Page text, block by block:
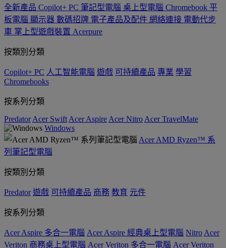
全新產品 Copilot+ PC 筆記型電腦 桌上型電腦 Chromebook 平
板電腦 顯示器 數碼招牌 電子產品及配件 網絡連接 電動代步
車 掌上型遊戲裝置 Acerpure
按類別分類
Copilot+ PC 人工智能電腦 遊戲 可持續產品 專業 學習
Chromebooks
按系列分類
Predator Acer Swift Acer Aspire Acer Nitro Acer TravelMate
Windows
Acer AMD Ryzen™ 系
列筆記型電腦
按類別分類
Predator 遊戲 可持續產品 商務 教育 元件
按系列分類
Acer Aspire 多合一電腦 Acer Aspire 經典桌上型電腦 Nitro Acer
Veriton 商務桌上型電腦 Acer Veriton 多合一電腦 Acer Veriton